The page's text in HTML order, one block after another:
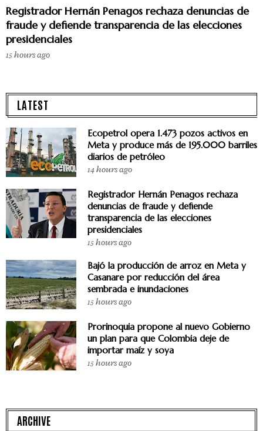
Registrador Hernán Penagos rechaza denuncias de
fraude y defiende transparencia de las elecciones
presidenciales
15 hours ago
LATEST
Ecopetrol opera 1.473 pozos activos en
Meta y produce más de 195.000 barriles
diarios de petróleo
14 hours ago
Registrador Hernán Penagos rechaza
denuncias de fraude y defiende
transparencia de las elecciones
presidenciales
15 hours ago
Bajó la producción de arroz en Meta y
Casanare por reducción del área
sembrada e inundaciones
15 hours ago
Prorinoquia propone al nuevo Gobierno
un plan para que Colombia deje de
importar maíz y soya
15 hours ago
ARCHIVE